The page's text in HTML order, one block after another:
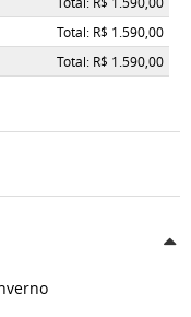
Total: R$ 1.590,00
Total: R$ 1.590,00